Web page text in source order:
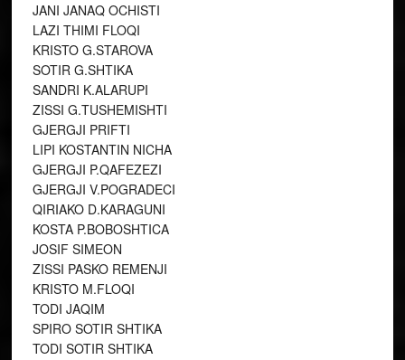
JANI JANAQ OCHISTI
LAZI THIMI FLOQI
KRISTO G.STAROVA
SOTIR G.SHTIKA
SANDRI K.ALARUPI
ZISSI G.TUSHEMISHTI
GJERGJI PRIFTI
LIPI KOSTANTIN NICHA
GJERGJI P.QAFEZEZI
GJERGJI V.POGRADECI
QIRIAKO D.KARAGUNI
KOSTA P.BOBOSHTICA
JOSIF SIMEON
ZISSI PASKO REMENJI
KRISTO M.FLOQI
TODI JAQIM
SPIRO SOTIR SHTIKA
TODI SOTIR SHTIKA